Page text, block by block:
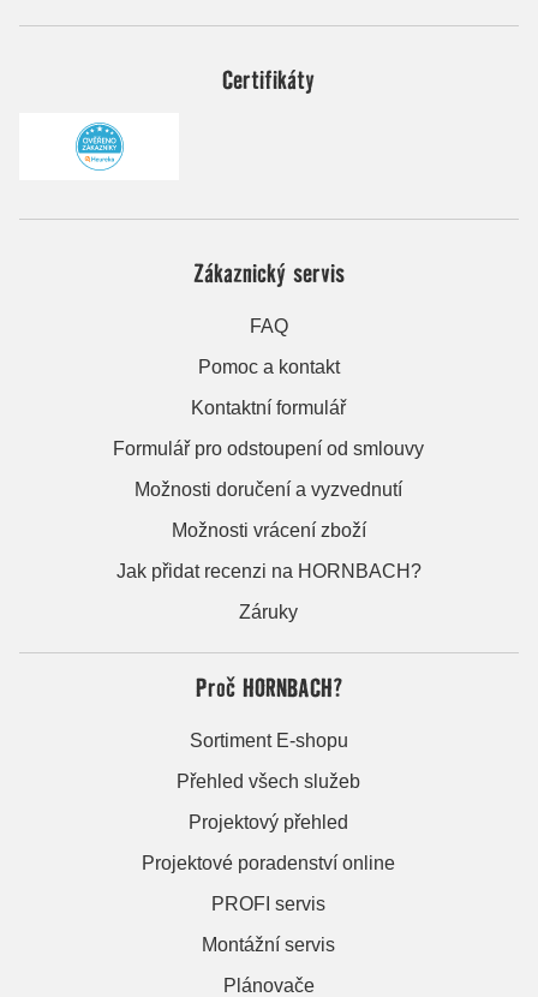
Certifikáty
Zákaznický servis
FAQ
Pomoc a kontakt
Kontaktní formulář
Formulář pro odstoupení od smlouvy
Možnosti doručení a vyzvednutí
Možnosti vrácení zboží
Jak přidat recenzi na HORNBACH?
Záruky
Proč HORNBACH?
Sortiment E-shopu
Přehled všech služeb
Projektový přehled
Projektové poradenství online
PROFI servis
Montážní servis
Plánovače